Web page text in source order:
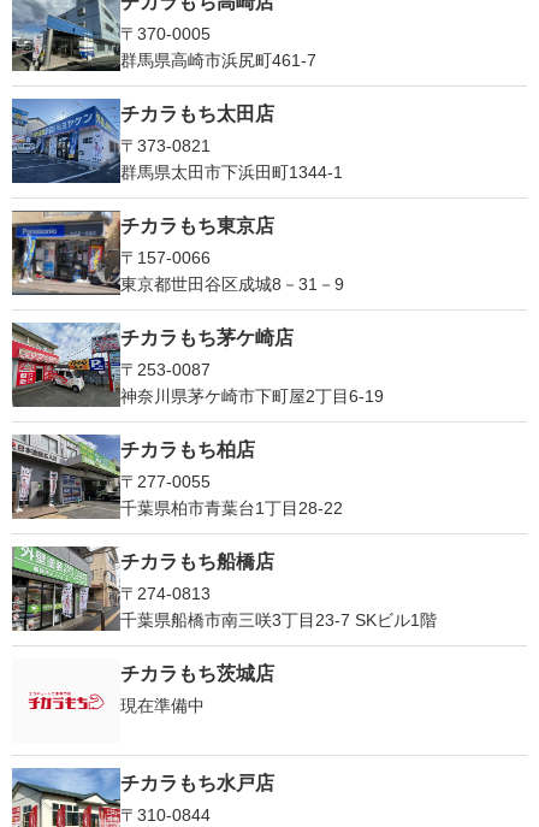
〒370-0005
群馬県高崎市浜尻町461-7
チカラもち太田店
〒373-0821
群馬県太田市下浜田町1344-1
チカラもち東京店
〒157-0066
東京都世田谷区成城8－31－9
チカラもち茅ケ崎店
〒253-0087
神奈川県茅ケ崎市下町屋2丁目6-19
チカラもち柏店
〒277-0055
千葉県柏市青葉台1丁目28-22
チカラもち船橋店
〒274-0813
千葉県船橋市南三咲3丁目23-7 SKビル1階
チカラもち茨城店
現在準備中
チカラもち水戸店
〒310-0844